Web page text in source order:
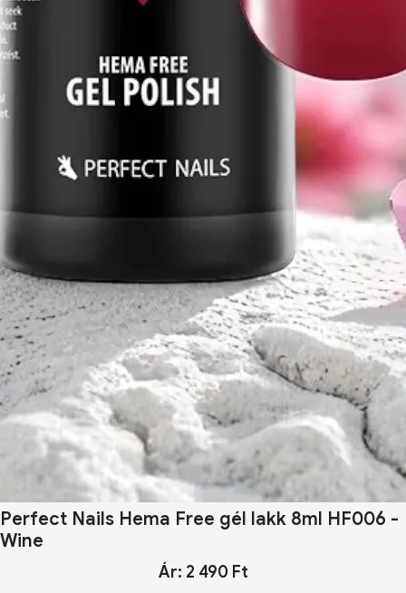
Perfect Nails Hema Free gél lakk 8ml HF006 -
Wine
Ár: 2 490 Ft